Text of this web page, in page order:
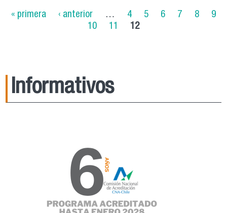
Páginas
« primera ‹ anterior … 4 5 6 7 8
9
10
11 12
Informativos